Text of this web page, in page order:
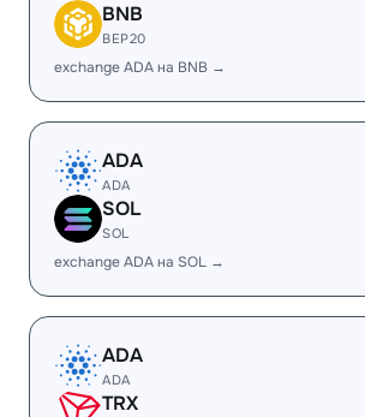
BNB
BEP20
exchange ADA на BNB →
ADA
ADA
SOL
SOL
exchange ADA на SOL →
ADA
ADA
TRX